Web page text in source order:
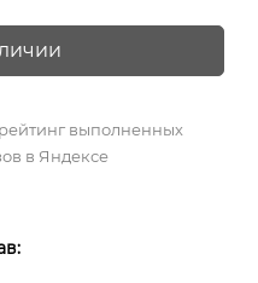
выполненных
в Яндексе